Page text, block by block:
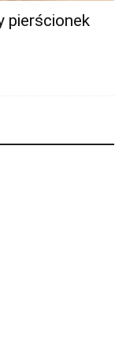
pierścionek